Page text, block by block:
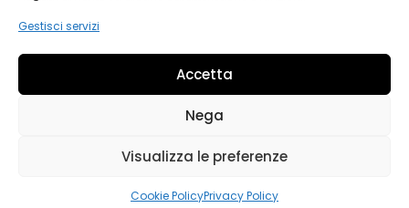
Gestisci servizi
Accetta
Nega
Visualizza le preferenze
Cookie PolicyPrivacy Policy
My account
Wishlist
Copyright 2022 Marchitiello s.r.l. All rights reserved. Partiva